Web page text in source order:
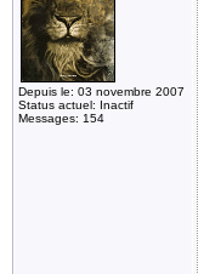
Depuis le: 03 novembre 2007
Status actuel: Inactif
Messages: 154